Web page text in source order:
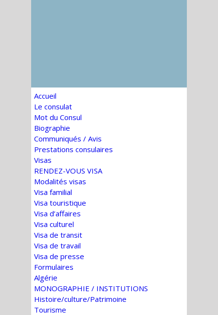
Accueil
Le consulat
Mot du Consul
Biographie
Communiqués / Avis
Prestations consulaires
Visas
RENDEZ-VOUS VISA
Modalités visas
Visa familial
Visa touristique
Visa d’affaires
Visa culturel
Visa de transit
Visa de travail
Visa de presse
Formulaires
Algérie
MONOGRAPHIE / INSTITUTIONS
Histoire/culture/Patrimoine
Tourisme